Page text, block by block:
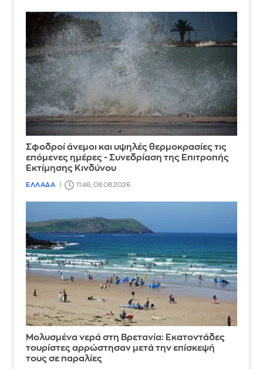
Σφοδροί άνεμοι και υψηλές θερμοκρασίες τις
επόμενες ημέρες - Συνεδρίαση της Επιτροπής
Εκτίμησης Κινδύνου
ΕΛΛΑΔΑ 11:46, 08.08.2026
Μολυσμένα νερά στη Βρετανία: Εκατοντάδες
τουρίστες αρρώστησαν μετά την επίσκεψή
τους σε παραλίες